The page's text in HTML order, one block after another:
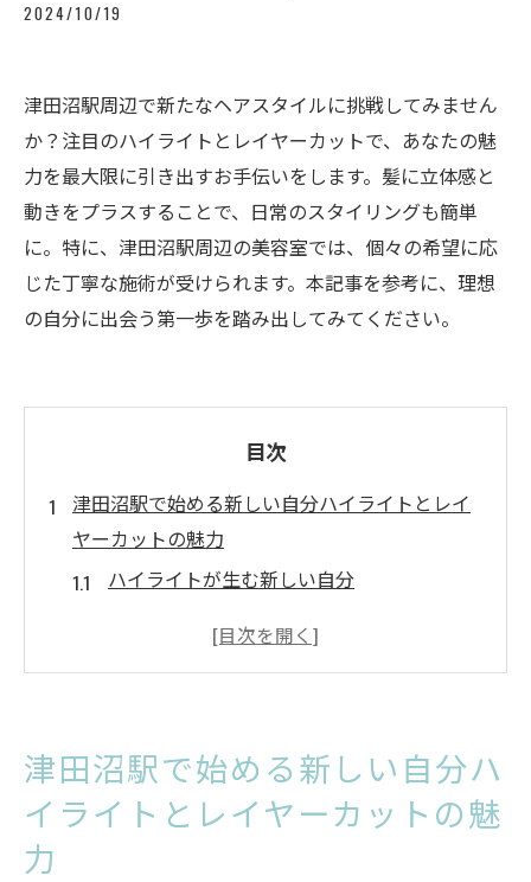
2024/10/19
津田沼駅周辺で新たなヘアスタイルに挑戦してみません
か？注目のハイライトとレイヤーカットで、あなたの魅
力を最大限に引き出すお手伝いをします。髪に立体感と
動きをプラスすることで、日常のスタイリングも簡単
に。特に、津田沼駅周辺の美容室では、個々の希望に応
じた丁寧な施術が受けられます。本記事を参考に、理想
の自分に出会う第一歩を踏み出してみてください。
目次
津田沼駅で始める新しい自分ハイライトとレイ
ヤーカットの魅力
ハイライトが生む新しい自分
レイヤーカットで印象を変える
美容室選びで失敗しないために
レイヤーカットで変わる髪型津田沼駅でのトレ
津田沼駅で始める新しい自分ハ
イライトとレイヤーカットの魅
力